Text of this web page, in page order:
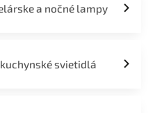
a nočné lampy
svietidlá